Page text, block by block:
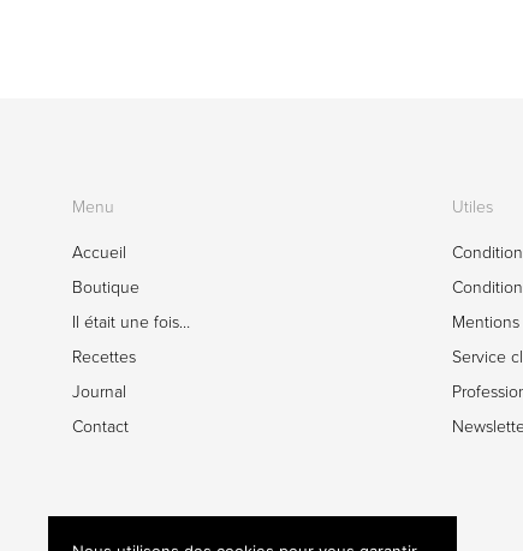
Menu
Accueil
Boutique
Il était une fois…
Recettes
Journal
Contact
Utiles
Service